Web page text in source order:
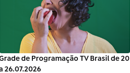
de Programação TV Brasil de 20
26.07.2026